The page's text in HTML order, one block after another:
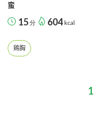
蛮
15分 604 kcal
鶏胸
1